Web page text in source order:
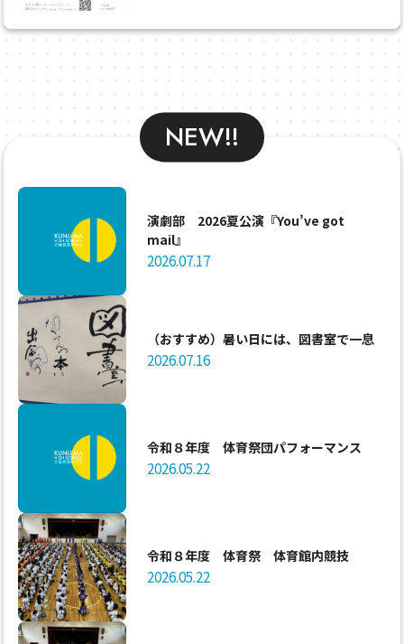
NEW!!
演劇部 2026夏公演『You’ve got
mail』
2026.07.17
（おすすめ）暑い日には、図書室で一息
2026.07.16
令和８年度 体育祭団パフォーマンス
2026.05.22
令和８年度 体育祭 体育館内競技
2026.05.22